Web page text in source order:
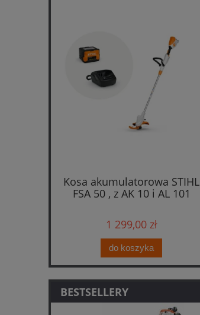
Kosa akumulatorowa STIHL
FSA 50 , z AK 10 i AL 101
1 299,00 zł
do koszyka
BESTSELLERY